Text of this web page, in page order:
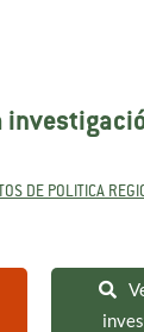
DE POLITICA